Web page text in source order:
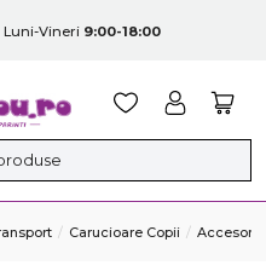
Luni-Vineri 9:00-18:00
Carucioare Copii Accesorii